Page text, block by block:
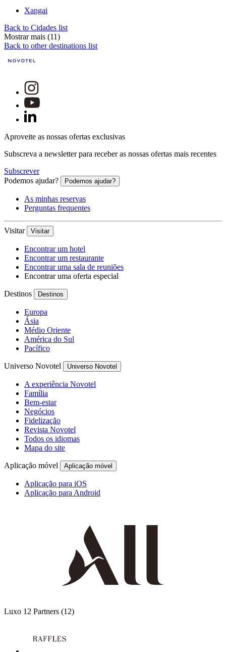
Xangai
Back to Cidades list
Mostrar mais (11)
Back to other destinations list
Aproveite as nossas ofertas exclusivas
Subscreva a newsletter para receber as nossas ofertas mais recentes
Subscrever
Podemos ajudar?
Podemos ajudar?
As minhas reservas
Perguntas frequentes
Visitar Visitar
Encontrar um hotel
Encontrar um restaurante
Encontrar uma sala de reuniões
Encontrar uma oferta especial
Destinos Destinos
Europa
Ásia
Médio Oriente
América do Sul
Pacífico
Universo Novotel Universo Novotel
A experiência Novotel
Família
Bem-estar
Negócios
Fidelização
Revista Novotel
Todos os idiomas
Mapa do site
Aplicação móvel Aplicação móvel
Aplicação para iOS
Aplicação para Android
Luxo 12 Partners (12)